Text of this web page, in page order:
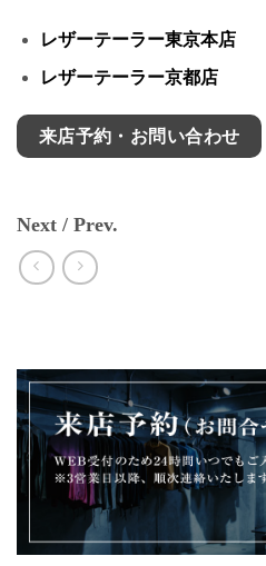
レザーテーラー東京本店
レザーテーラー京都店
来店予約・お問い合わせ
Next / Prev.